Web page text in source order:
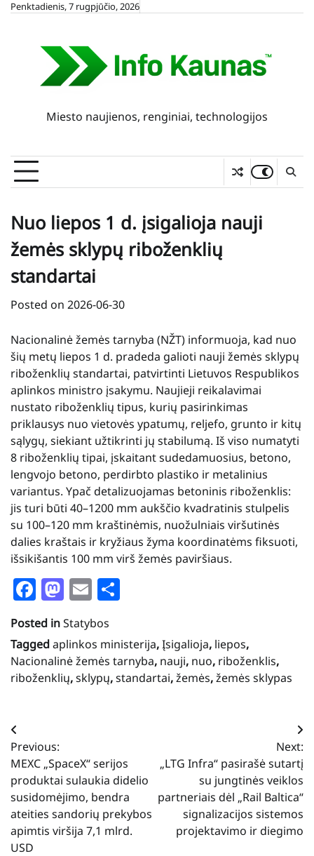
SkipPenktadienis, 7 rugpjūčio, 2026
Miesto naujienos, renginiai, technologijos
Nuo liepos 1 d. įsigalioja nauji
žemės sklypų riboženklių
standartai
Posted on 2026-06-30
Nacionalinė žemės tarnyba (NŽT) informuoja, kad nuo
šių metų liepos 1 d. pradeda galioti nauji žemės sklypų
riboženklių standartai, patvirtinti Lietuvos Respublikos
aplinkos ministro įsakymu. Naujieji reikalavimai
nustato riboženklių tipus, kurių pasirinkimas
priklausys nuo vietovės ypatumų, reljefo, grunto ir kitų
sąlygų, siekiant užtikrinti jų stabilumą. Iš viso numatyti
8 riboženklių tipai, įskaitant sudedamuosius, betono,
lengvojo betono, perdirbto plastiko ir metalinius
variantus. Ypač detalizuojamas betoninis riboženklis:
jis turi būti 40–1200 mm aukščio kvadratinis stulpelis
su 100–120 mm kraštinėmis, nuožulniais viršutinės
dalies kraštais ir kryžiaus žyma koordinatėms fiksuoti,
išsikišantis 100 mm virš žemės paviršiaus.
Facebook
Mastodon
Email
Posted inStatybos
Taggedaplinkos ministerija,Įsigalioja, liepos,
Nacionalinė žemės tarnyba, nauji, nuo, riboženklis,
riboženklių,sklypų,standartai,žemės,žemės sklypas
Navigacija
tarp
įrašų
Previous:
MEXC „SpaceX“ serijos
produktai sulaukia didelio
susidomėjimo, bendra
ateities sandorių prekybos
apimtis viršija 7,1 mlrd.
USD
Next:
„LTG Infra“ pasirašė sutartį
su jungtinės veiklos
partneriais dėl „Rail Baltica“
signalizacijos sistemos
projektavimo ir diegimo